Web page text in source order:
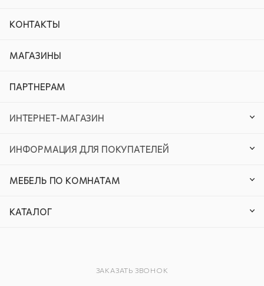
КОНТАКТЫ
МАГАЗИНЫ
ПАРТНЕРАМ
ИНТЕРНЕТ-МАГАЗИН
ИНФОРМАЦИЯ ДЛЯ ПОКУПАТЕЛЕЙ
МЕБЕЛЬ ПО КОМНАТАМ
КАТАЛОГ
ЗАКАЗАТЬ ЗВОНОК